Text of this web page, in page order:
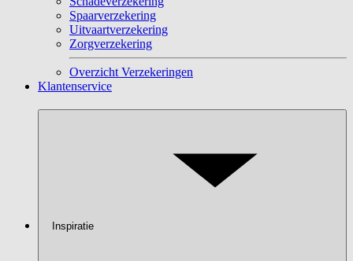
Spaarverzekering
Uitvaartverzekering
Zorgverzekering
Overzicht Verzekeringen
Klantenservice
Inspiratie